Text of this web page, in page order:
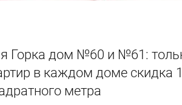
Горка дом №60 и №61:
в каждом доме скидка
метра